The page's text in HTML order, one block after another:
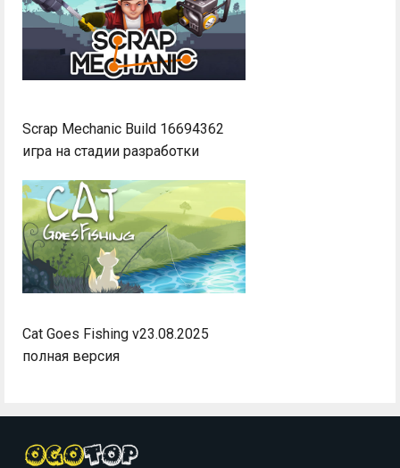
Scrap Mechanic Build 16694362
игра на стадии разработки
Cat Goes Fishing v23.08.2025
полная версия